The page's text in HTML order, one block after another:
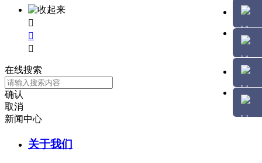



在线搜索
确认
取消
新闻中心
关于我们